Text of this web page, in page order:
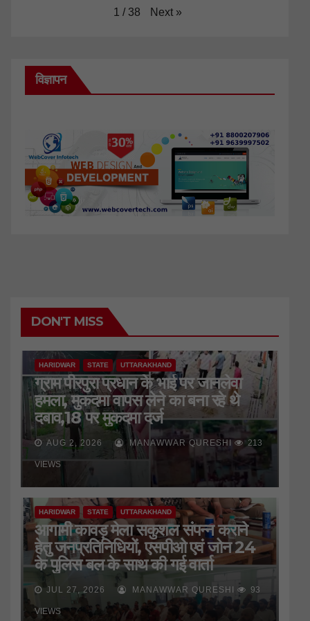
1 / 38 Next »
विज्ञापन
DON'T MISS
HARIDWAR STATE UTTARAKHAND
ग्राम पीरपुरा प्रधान के भाई पर जानलेवा
हमला, मुकदमा वापस लेने का बना रहे थे
दबाव,18 पर मुकदमा दर्ज
AUG 2, 2026 MANAWWAR QURESHI 213
VIEWS
HARIDWAR STATE UTTARAKHAND
आगामी कावड़ मेला सकुशल संपन्न कराने
हेतु जनप्रतिनिधियों, एसपीओ एवं जोन 24
के पुलिस बल के साथ की गई वार्ता
JUL 27, 2026 MANAWWAR QURESHI 93
VIEWS
HARIDWAR STATE UTTARAKHAND